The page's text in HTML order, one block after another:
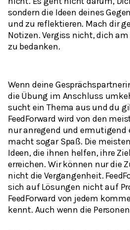
sondern die Ideen deines
und zu reflektieren. Mach dir
Notizen. Vergiss nicht, dich am
zu bedanken.
Wenn deine
die Übung im Anschluss
sucht ein Thema aus und du
FeedForward wird von den
nur anregend und ermutigend
macht sogar Spaß. Die
Ideen, die ihnen helfen, ihre
erreichen. Wir können nur die
nicht die Vergangenheit.
sich auf Lösungen nicht auf
FeedForward von jedem
kennt. Auch wenn die